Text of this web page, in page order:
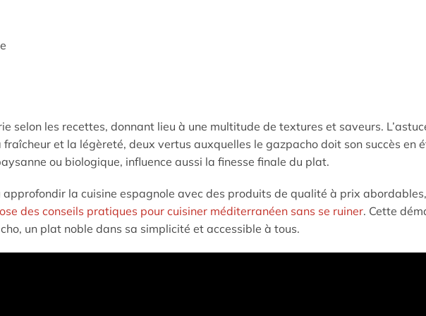
selon les recettes, donnant lieu à une multitude de textures et saveurs.
et la légèreté, deux vertus auxquelles le gazpacho doit son succès en
ou biologique, influence aussi la finesse finale du plat.
approfondir la cuisine espagnole avec des produits de qualité à prix
des conseils pratiques pour cuisiner méditerranéen sans se ruiner. Cette
un plat noble dans sa simplicité et accessible à tous.